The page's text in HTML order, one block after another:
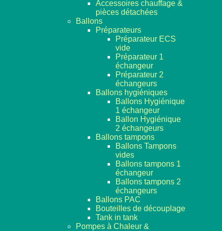
Accessoires chauffage &
pièces détachées
Ballons
Préparateurs
Préparateur ECS
vide
Préparateur 1
échangeur
Préparateur 2
échangeurs
Ballons hygiéniques
Ballons Hygiénique
1 échangeur
Ballon Hygiénique
2 échangeurs
Ballons tampons
Ballons Tampons
vides
Ballons tampons 1
échangeur
Ballons tampons 2
échangeurs
Ballons PAC
Bouteilles de découplage
Tank in tank
Pompes à Chaleur &